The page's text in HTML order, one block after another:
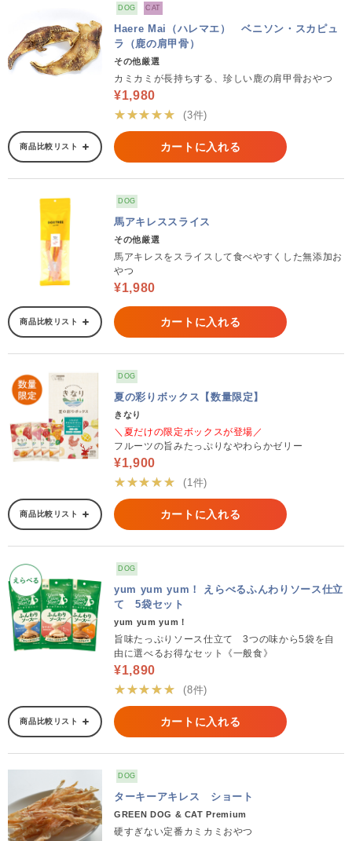
DOG CAT
Haere Mai（ハレマエ） ベニソン・スカピュ
ラ（鹿の肩甲骨）
その他厳選
カミカミが長持ちする、珍しい鹿の肩甲骨おやつ
¥1,980
★★★★★
(3件)
商品比較リスト カートに入れる
DOG
馬アキレススライス
その他厳選
馬アキレスをスライスして食べやすくした無添加お
やつ
¥1,980
商品比較リスト カートに入れる
DOG
夏の彩りボックス【数量限定】
きなり
＼夏だけの限定ボックスが登場／
フルーツの旨みたっぷりなやわらかゼリー
¥1,900
★★★★★
(1件)
商品比較リスト カートに入れる
DOG
yum yum yum！ えらべるふんわりソース仕立
て 5袋セット
yum yum yum！
旨味たっぷりソース仕立て 3つの味から5袋を自
由に選べるお得なセット《一般食》
¥1,890
★★★★★
(8件)
商品比較リスト カートに入れる
DOG
ターキーアキレス ショート
GREEN DOG & CAT Premium
硬すぎない定番カミカミおやつ